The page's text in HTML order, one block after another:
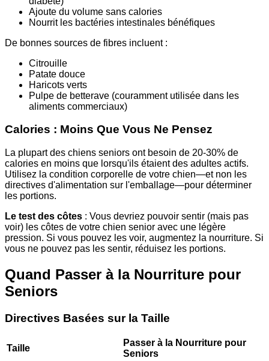
Ajoute du volume sans calories
Nourrit les bactéries intestinales bénéfiques
De bonnes sources de fibres incluent :
Citrouille
Patate douce
Haricots verts
Pulpe de betterave (couramment utilisée dans les
aliments commerciaux)
Calories : Moins Que Vous Ne Pensez
La plupart des chiens seniors ont besoin de 20-30% de
calories en moins que lorsqu'ils étaient des adultes actifs.
Utilisez la condition corporelle de votre chien—et non les
directives d'alimentation sur l'emballage—pour déterminer
les portions.
Le test des côtes : Vous devriez pouvoir sentir (mais pas
voir) les côtes de votre chien senior avec une légère
pression. Si vous pouvez les voir, augmentez la nourriture. Si
vous ne pouvez pas les sentir, réduisez les portions.
Quand Passer à la Nourriture pour
Seniors
Directives Basées sur la Taille
Taille
Passer à la Nourriture pour
Seniors